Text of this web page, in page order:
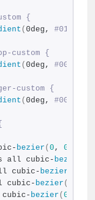
{
(0deg,
custom {
(0deg,
custom {
(0deg,
bezier (0 , 0.01
all cubic- bezier
cubic- bezier
cubic- bezier (
bezier (0